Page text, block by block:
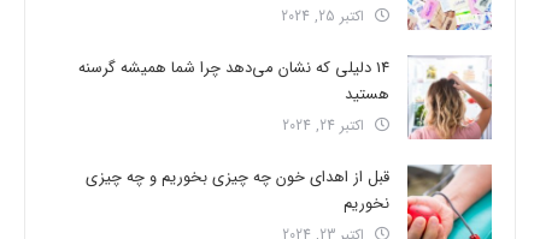
اکتبر 25, 2024
14 دلیلی که نشان می‌دهد چرا شما همیشه گرسنه
هستید
اکتبر 24, 2024
قبل از اهدای خون چه چیزی بخوریم و چه چیزی
نخوریم